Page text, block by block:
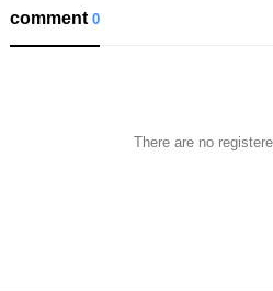
comment0
There are no